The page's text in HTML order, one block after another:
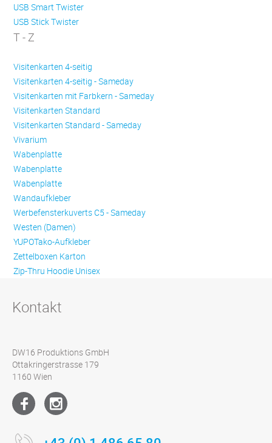
USB Smart Twister
USB Stick Twister
T - Z
Visitenkarten 4-seitig
Visitenkarten 4-seitig - Sameday
Visitenkarten mit Farbkern - Sameday
Visitenkarten Standard
Visitenkarten Standard - Sameday
Vivarium
Wabenplatte
Wabenplatte
Wabenplatte
Wandaufkleber
Werbefensterkuverts C5 - Sameday
Westen (Damen)
YUPOTako-Aufkleber
Zettelboxen Karton
Zip-Thru Hoodie Unisex
Kontakt
DW16 Produktions GmbH
Ottakringerstrasse 179
1160 Wien